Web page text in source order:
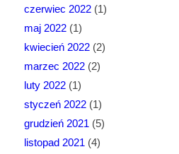
czerwiec 2022(1)
maj 2022(1)
kwiecień 2022(2)
marzec 2022(2)
luty 2022(1)
styczeń 2022(1)
grudzień 2021 (5)
listopad 2021 (4)